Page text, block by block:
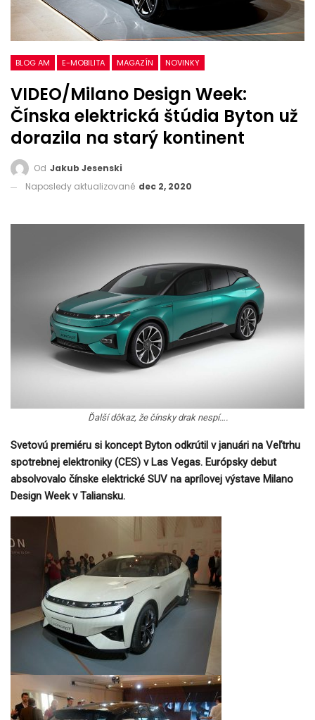
BLOG AM E-MOBILITA MAGAZÍN NOVINKY
VIDEO/Milano Design Week:
Čínska elektrická štúdia Byton už
dorazila na starý kontinent
Od Jakub Jesenski
Naposledy aktualizované dec 2, 2020
Ďalší dôkaz, že čínsky drak nespí….
Svetovú premiéru si koncept Byton odkrútil v januári na Veľtrhu
spotrebnej elektroniky (CES) v Las Vegas. Európsky debut
absolvovalo čínske elektrické SUV na aprílovej výstave Milano
Design Week v Taliansku.